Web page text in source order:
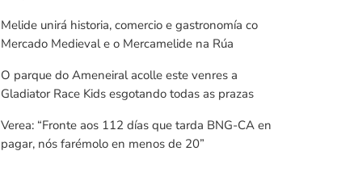
Melide unirá historia, comercio e gastronomía co
Mercado Medieval e o Mercamelide na Rúa
O parque do Ameneiral acolle este venres a
Gladiator Race Kids esgotando todas as prazas
Verea: “Fronte aos 112 días que tarda BNG-CA en
pagar, nós farémolo en menos de 20”